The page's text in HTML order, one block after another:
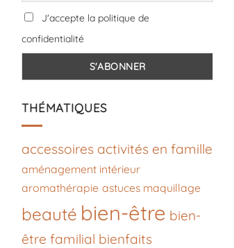
J'accepte la politique de
confidentialité
THÉMATIQUES
accessoires activités en famille
aménagement intérieur
aromathérapie astuces maquillage
beauté bien-être bien-
être familial bienfaits